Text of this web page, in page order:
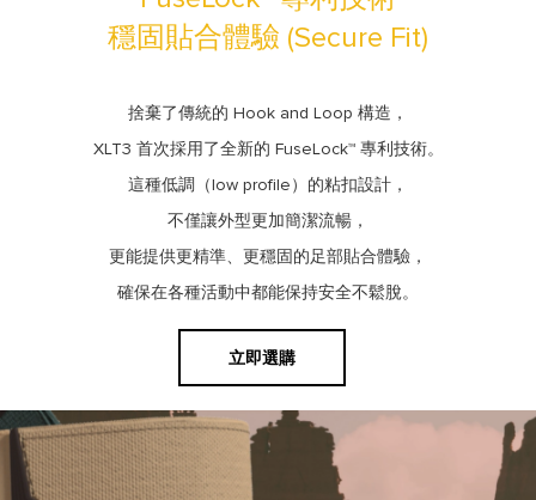
穩固貼合體驗 (Secure Fit)
捨棄了傳統的 Hook and Loop 構造，
XLT3 首次採用了全新的 FuseLock™ 專利技術。
這種低調（low profile）的粘扣設計，
不僅讓外型更加簡潔流暢，
更能提供更精準、更穩固的足部貼合體驗，
確保在各種活動中都能保持安全不鬆脫。
立即選購